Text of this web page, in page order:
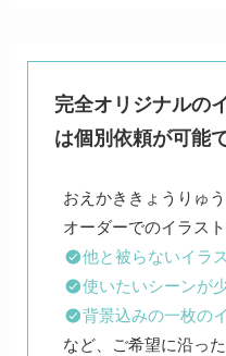
完全オリジナルの
は個別依頼が可能で
おえかききょうりゅ
他と被らないイラ
使いたいシーンが
背景込みの一枚の
など、ご希望に沿っ